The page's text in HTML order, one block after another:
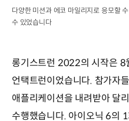
다양한 미션과 에코 마일리지로 응모할
수 있었습니다
롱기스트런 2022의 시작은 8
언택트런이었습니다. 참가자
애플리케이션을 내려받아 달
수행했습니다. 아이오닉 6의